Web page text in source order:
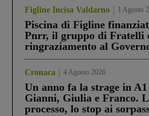
Figline Incisa Valdarno 1 Agosto
Piscina di Figline
Pnrr, il gruppo di Fratelli
ringraziamento al
Cronaca 4 Agosto 2026
Un anno fa la strage in
Gianni, Giulia e Franco.
processo, lo stop ai